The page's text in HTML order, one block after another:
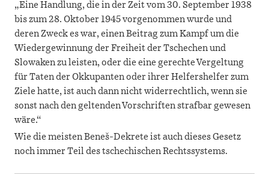
„Eine Handlung, die in der Zeit vom 30. September 1938
bis zum 28. Oktober 1945 vorgenommen wurde und
deren Zweck es war, einen Beitrag zum Kampf um die
Wiedergewinnung der Freiheit der Tschechen und
Slowaken zu leisten, oder die eine gerechte Vergeltung
für Taten der Okkupanten oder ihrer Helfershelfer zum
Ziele hatte, ist auch dann nicht widerrechtlich, wenn sie
sonst nach den geltenden Vorschriften strafbar gewesen
wäre.“
Wie die meisten Beneš-Dekrete ist auch dieses Gesetz
noch immer Teil des tschechischen Rechtssystems.